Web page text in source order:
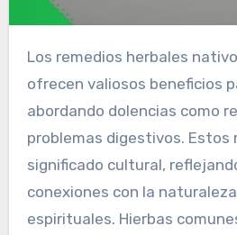
Los remedios herbales nativos americanos
ofrecen valiosos beneficios
abordando dolencias como
problemas digestivos. Estos
significado cultural,
conexiones con la
espirituales. Hierbas